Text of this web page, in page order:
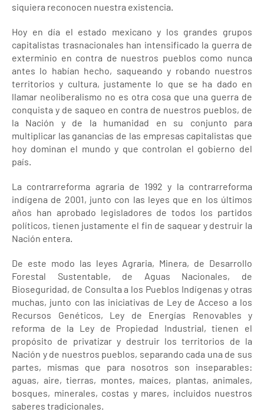
siquiera reconocen nuestra existencia.
Hoy en día el estado mexicano y los grandes grupos
capitalistas trasnacionales han intensificado la guerra de
exterminio en contra de nuestros pueblos como nunca
antes lo habían hecho, saqueando y robando nuestros
territorios y cultura, justamente lo que se ha dado en
llamar neoliberalismo no es otra cosa que una guerra de
conquista y de saqueo en contra de nuestros pueblos, de
la Nación y de la humanidad en su conjunto para
multiplicar las ganancias de las empresas capitalistas que
hoy dominan el mundo y que controlan el gobierno del
país.
La contrarreforma agraria de 1992 y la contrarreforma
indígena de 2001, junto con las leyes que en los últimos
años han aprobado legisladores de todos los partidos
políticos, tienen justamente el fin de saquear y destruir la
Nación entera.
De este modo las leyes Agraria, Minera, de Desarrollo
Forestal Sustentable, de Aguas Nacionales, de
Bioseguridad, de Consulta a los Pueblos Indígenas y otras
muchas, junto con las iniciativas de Ley de Acceso a los
Recursos Genéticos, Ley de Energías Renovables y
reforma de la Ley de Propiedad Industrial, tienen el
propósito de privatizar y destruir los territorios de la
Nación y de nuestros pueblos, separando cada una de sus
partes, mismas que para nosotros son inseparables:
aguas, aire, tierras, montes, maíces, plantas, animales,
bosques, minerales, costas y mares, incluidos nuestros
saberes tradicionales.